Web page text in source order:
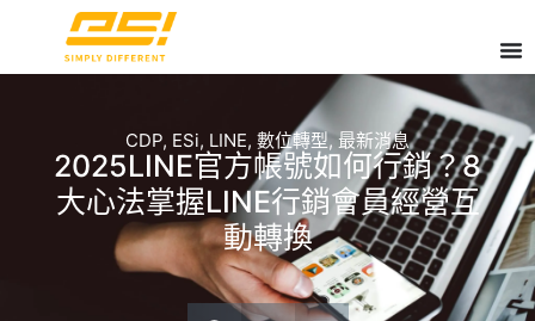
CDP, ESi, LINE, 數位轉型, 最新消息
2025LINE官方帳號如何行銷？8
大心法掌握LINE行銷會員經營互
動轉換